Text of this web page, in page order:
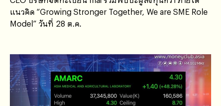
แนวคิด “Growing Stronger Together, We are SME Role
Model” วันที่ 28 ต.ค.